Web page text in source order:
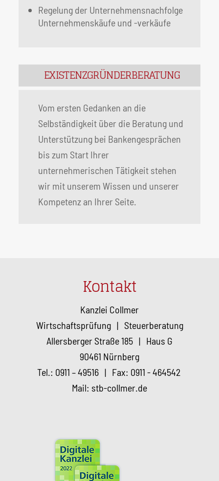
Regelung der Unternehmensnachfolge
Unternehmenskäufe und -verkäufe
EXISTENZGRÜNDERBERATUNG
Vom ersten Gedanken an die
Selbständigkeit über die Beratung und
Unterstützung bei Bankengesprächen
bis zum Start Ihrer
unternehmerischen Tätigkeit stehen
wir mit unserem Wissen und unserer
Kompetenz an Ihrer Seite.
Kontakt
Kanzlei Collmer
Wirtschaftsprüfung | Steuerberatung
Allersberger Straße 185 | Haus G
90461 Nürnberg
Tel.: 0911 – 49516 | Fax: 0911 - 464542
Mail: stb-collmer.de